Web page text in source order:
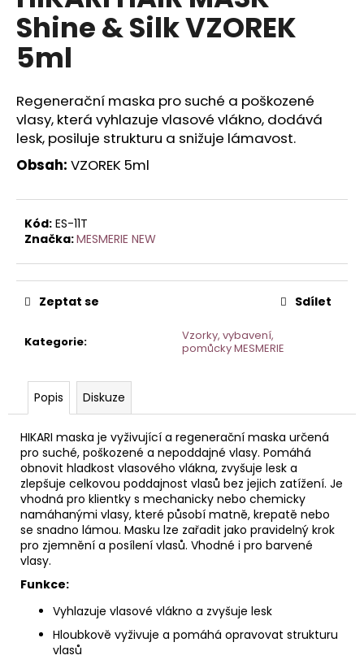
0,0
z
5
hvězdiček.
Shine & Silk VZOREK
5ml
Regenerační maska pro suché a poškozené
vlasy, která vyhlazuje vlasové vlákno, dodává
lesk, posiluje strukturu a snižuje lámavost.
Obsah: VZOREK 5ml
Kód: ES-11T
Značka:MESMERIE NEW
Kategorie:
Vzorky, vybavení,
pomůcky MESMERIE
Zeptat se Sdílet
Popis Diskuze
HIKARI maska je vyživující a regenerační maska určená
pro suché, poškozené a nepoddajné vlasy. Pomáhá
obnovit hladkost vlasového vlákna, zvyšuje lesk a
zlepšuje celkovou poddajnost vlasů bez jejich zatížení. Je
vhodná pro klientky s mechanicky nebo chemicky
namáhanými vlasy, které působí matně, krepatě nebo
se snadno lámou. Masku lze zařadit jako pravidelný krok
pro zjemnění a posílení vlasů. Vhodné i pro barvené
vlasy.
Funkce:
Vyhlazuje vlasové vlákno a zvyšuje lesk
Hloubkově vyživuje a pomáhá opravovat strukturu
vlasů
a
j
í
?
D
o
p
o
u
e
m
e
STERILNÍ
NÁSTAVCE
PRO
DERMAPERO
DERMALIGHTPEN
DERMAQUATRO
JEHLIČEK